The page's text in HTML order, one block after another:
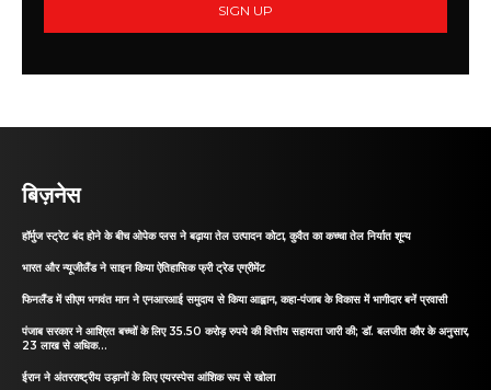
SIGN UP
बिज़नेस
हॉर्मुज स्ट्रेट बंद होने के बीच ओपेक प्लस ने बढ़ाया तेल उत्पादन कोटा, कुवैत का कच्चा तेल निर्यात शून्य
भारत और न्यूजीलैंड ने साइन किया ऐतिहासिक फ्री ट्रेड एग्रीमेंट
फिनलैंड में सीएम भगवंत मान ने एनआरआई समुदाय से किया आह्वान, कहा-पंजाब के विकास में भागीदार बनें प्रवासी
पंजाब सरकार ने आश्रित बच्चों के लिए 35.50 करोड़ रुपये की वित्तीय सहायता जारी की; डॉ. बलजीत कौर के अनुसार,
23 लाख से अधिक...
ईरान ने अंतरराष्ट्रीय उड़ानों के लिए एयरस्पेस आंशिक रूप से खोला